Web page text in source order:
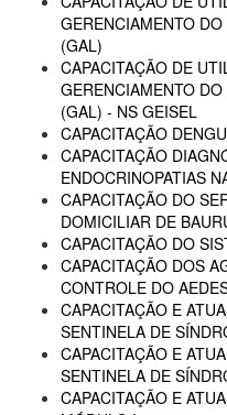
GERENCIAMENTO
(GAL)
CAPACITAÇÃO DE
GERENCIAMENTO
(GAL) - NS GEISEL
CAPACITAÇÃO
CAPACITAÇÃO
ENDOCRINOPATIAS
CAPACITAÇÃO DO
DOMICILIAR DE
CAPACITAÇÃO DO
CAPACITAÇÃO DOS
CONTROLE DO
CAPACITAÇÃO E
SENTINELA DE
CAPACITAÇÃO E
SENTINELA DE
CAPACITAÇÃO E